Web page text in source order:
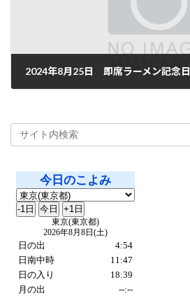
2024年8月25日 即席ラーメン記念日